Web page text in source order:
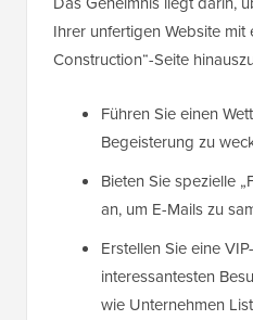
Ihrer unfertigen Website mit
Construction“-Seite
Führen Sie einen
Begeisterung zu
Bieten Sie spezielle
an, um E-Mails zu
Erstellen Sie eine
interessantesten
wie Unternehmen